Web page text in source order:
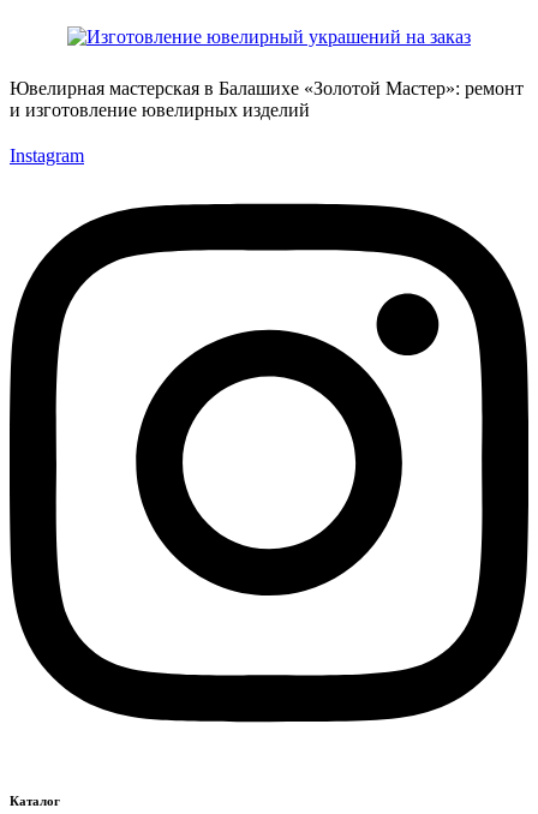
Ювелирная мастерская в Балашихе «Золотой Мастер»: ремонт
и изготовление ювелирных изделий
Instagram
Каталог